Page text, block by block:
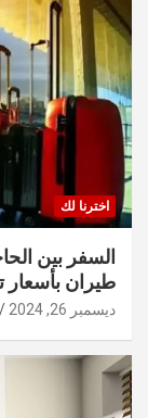
اخترنا لك
السفر بين
طيران بأسعار
ديسمبر 26, 2024